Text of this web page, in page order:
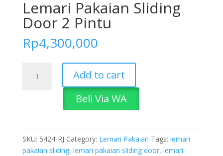
Lemari Pakaian Sliding
Door 2 Pintu
Rp4,300,000
Pakaian
quantity
Add to cart
Beli Via WA
SKU: 5424-RJ Category: Lemari Pakaian Tags: lemari
pakaian sliding, lemari pakaian sliding door, lemari